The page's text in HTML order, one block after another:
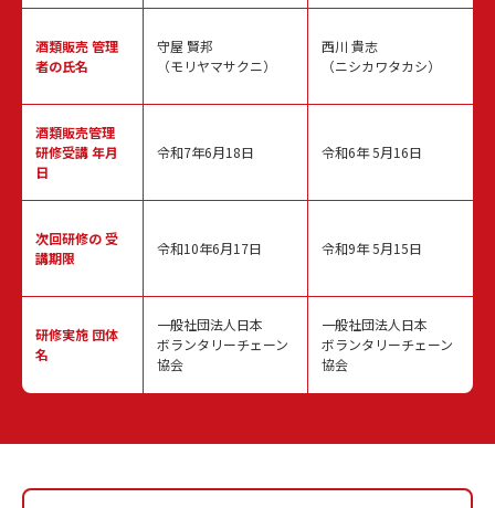
酒類販売管理
者の氏名
酒類販売管理
研修受講 年月
日
次回研修の受
講期限
研修実施 団体
名
守屋 賢邦
（モリヤマサクニ）
令和7年6月18日
令和10年6月17日
一般社団法人日本
ボランタリーチェーン
協会
西川 貴志
（ニシカワタカシ）
令和6年 5月16日
令和9年 5月15日
一般社団法人日本
ボランタリーチェーン
協会